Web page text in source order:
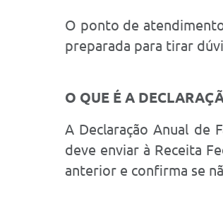
O ponto de
preparada para tirar
O QUE É A
A Declaração Anual de
deve enviar à Receita
anterior e confirma se